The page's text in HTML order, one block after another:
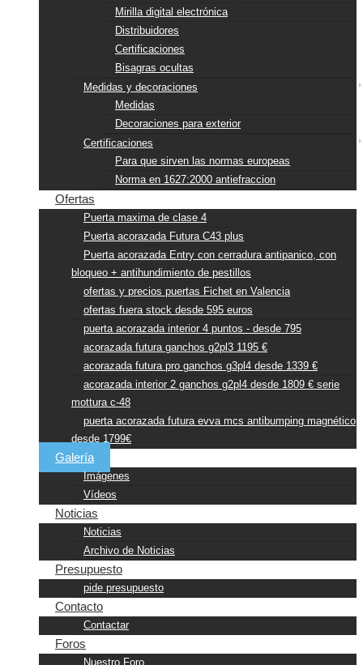
Mirilla digital electrónica
Distribuidores
Certificaciones
Bisagras ocultas
Medidas y decoraciones
Medidas
Decoraciones para exterior
Certificaciones
Para que sirven las normas europeas
Norma en 1627:2000 antiefraccion
Ofertas
Puerta maxima de clase 4
Puerta acorazada Futura C43 plus
Puerta acorazada Entry con cerradura antipanico, con
bloqueo + antihundimiento de pestillos
ofertas y precios puertas Fichet en Valencia
ofertas fuera stock desde 595 euros
puerta acorazada interior 4 puntos - desde 795
acorazada futura ganchos g2pl3 1195 €
acorazada futura pro ganchos g3pl4 desde 1339 €
acorazada interior 2 ganchos g2pl4 desde 1809 € serie
mottura c-48
puerta acorazada futura evva mcs antibumping magnético
desde 1799€
Galería
Imágenes
Vídeos
Noticias
Noticias
Archivo de Noticias
Presupuesto
pide presupuesto
Contacto
Contactar
Foros
Nuestro Foro